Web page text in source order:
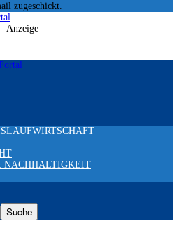
zugeschickt.
Anzeige
NACHHALTIGKEIT